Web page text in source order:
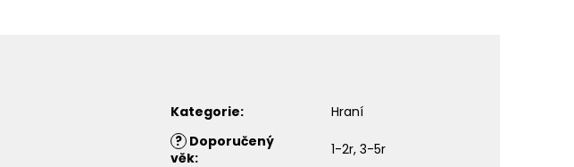
Kategorie:
Hraní
? Doporučený
věk: 1-2r, 3-5r